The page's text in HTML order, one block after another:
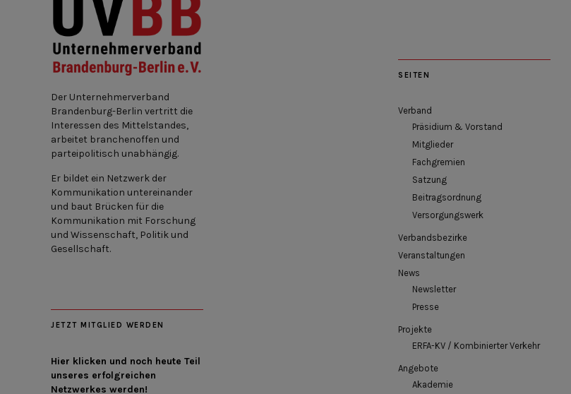
Der Unternehmerverband
Brandenburg-Berlin vertritt die
Interessen des Mittelstandes,
arbeitet branchenoffen und
parteipolitisch unabhängig.
Er bildet ein Netzwerk der
Kommunikation untereinander
und baut Brücken für die
Kommunikation mit Forschung
und Wissenschaft, Politik und
Gesellschaft.
JETZT MITGLIED WERDEN
Hier klicken und noch heute Teil
unseres erfolgreichen
Netzwerkes werden!
SEITEN
Verband
Präsidium & Vorstand
Mitglieder
Fachgremien
Satzung
Beitragsordnung
Versorgungswerk
Verbandsbezirke
Veranstaltungen
News
Newsletter
Presse
Projekte
ERFA-KV / Kombinierter Verkehr
Angebote
Akademie